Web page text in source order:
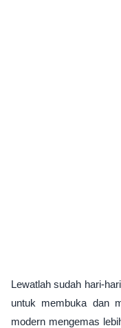
Lewatlah sudah hari-
untuk membuka dan
modern mengemas